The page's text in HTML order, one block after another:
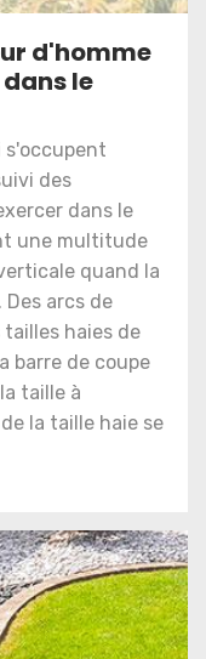
d'homme
le
s'occupent
des
dans le
une multitude
quand la
arcs de
haies de
barre de coupe
taille à
la taille haie se